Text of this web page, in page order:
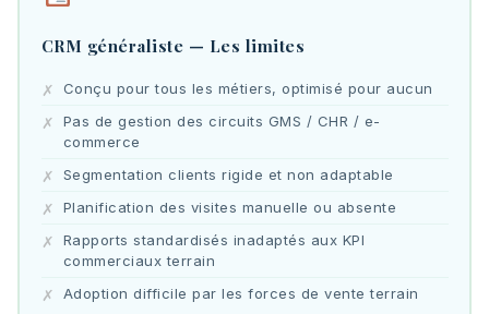
CRM généraliste — Les limites
Conçu pour tous les métiers, optimisé pour aucun
Pas de gestion des circuits GMS / CHR / e-
commerce
Segmentation clients rigide et non adaptable
Planification des visites manuelle ou absente
Rapports standardisés inadaptés aux KPI
commerciaux terrain
Adoption difficile par les forces de vente terrain